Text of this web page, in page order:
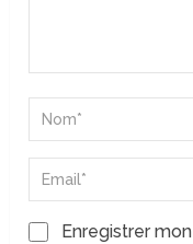
Enregistrer